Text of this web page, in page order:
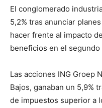
El conglomerado
5,2% tras anunciar
hacer frente al impacto
beneficios en el
Las acciones ING Groep
Bajos, ganaban un 5,9%
de impuestos superior a